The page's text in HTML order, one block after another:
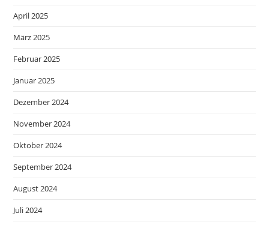
April 2025
März 2025
Februar 2025
Januar 2025
Dezember 2024
November 2024
Oktober 2024
September 2024
August 2024
Juli 2024